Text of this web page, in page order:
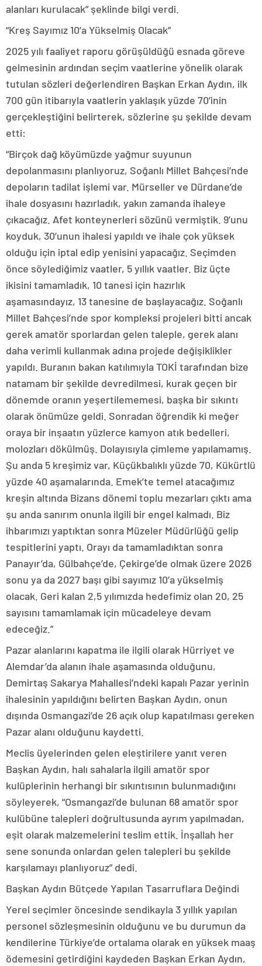
alanları kurulacak” şeklinde bilgi verdi.
“Kreş Sayımız 10’a Yükselmiş Olacak”
2025 yılı faaliyet raporu görüşüldüğü esnada göreve
gelmesinin ardından seçim vaatlerine yönelik olarak
tutulan sözleri değerlendiren Başkan Erkan Aydın, ilk
700 gün itibarıyla vaatlerin yaklaşık yüzde 70’inin
gerçekleştiğini belirterek, sözlerine şu şekilde devam
etti:
“Birçok dağ köyümüzde yağmur suyunun
depolanmasını planlıyoruz, Soğanlı Millet Bahçesi’nde
depoların tadilat işlemi var. Mürseller ve Dürdane’de
ihale dosyasını hazırladık, yakın zamanda ihaleye
çıkacağız. Afet konteynerleri sözünü vermiştik. 9’unu
koyduk, 30’unun ihalesi yapıldı ve ihale çok yüksek
olduğu için iptal edip yenisini yapacağız. Seçimden
önce söylediğimiz vaatler, 5 yıllık vaatler. Biz üçte
ikisini tamamladık, 10 tanesi için hazırlık
aşamasındayız, 13 tanesine de başlayacağız. Soğanlı
Millet Bahçesi’nde spor kompleksi projeleri bitti ancak
gerek amatör sporlardan gelen taleple, gerek alanı
daha verimli kullanmak adına projede değişiklikler
yapıldı. Buranın bakan katılımıyla TOKİ tarafından bize
natamam bir şekilde devredilmesi, kurak geçen bir
dönemde oranın yeşertilememesi, başka bir sıkıntı
olarak önümüze geldi. Sonradan öğrendik ki meğer
oraya bir inşaatın yüzlerce kamyon atık bedelleri,
molozları dökülmüş. Dolayısıyla çimleme yapılamamış.
Şu anda 5 kreşimiz var, Küçükbalıklı yüzde 70, Kükürtlü
yüzde 40 aşamalarında. Emek’te temel atacağımız
kreşin altında Bizans dönemi toplu mezarları çıktı ama
şu anda sanırım onunla ilgili bir engel kalmadı. Biz
ihbarımızı yaptıktan sonra Müzeler Müdürlüğü gelip
tespitlerini yaptı. Orayı da tamamladıktan sonra
Panayır’da, Gülbahçe’de, Çekirge’de olmak üzere 2026
sonu ya da 2027 başı gibi sayımız 10’a yükselmiş
olacak. Geri kalan 2,5 yılımızda hedefimiz olan 20, 25
sayısını tamamlamak için mücadeleye devam
edeceğiz.”
Pazar alanlarını kapatma ile ilgili olarak Hürriyet ve
Alemdar’da alanın ihale aşamasında olduğunu,
Demirtaş Sakarya Mahallesi’ndeki kapalı Pazar yerinin
ihalesinin yapıldığını belirten Başkan Aydın, onun
dışında Osmangazi’de 26 açık olup kapatılması gereken
Pazar alanı olduğunu kaydetti.
Meclis üyelerinden gelen eleştirilere yanıt veren
Başkan Aydın, halı sahalarla ilgili amatör spor
kulüplerinin herhangi bir sıkıntısının bulunmadığını
söyleyerek, “Osmangazi’de bulunan 68 amatör spor
kulübüne talepleri doğrultusunda ayrım yapılmadan,
eşit olarak malzemelerini teslim ettik. İnşallah her
sene sonunda onlardan gelen talepleri bu şekilde
karşılamayı planlıyoruz” dedi.
Başkan Aydın Bütçede Yapılan Tasarruflara Değindi
Yerel seçimler öncesinde sendikayla 3 yıllık yapılan
personel sözleşmesinin olduğunu ve bu durumun da
kendilerine Türkiye’de ortalama olarak en yüksek maaş
ödemesini getirdiğini kaydeden Başkan Erkan Aydın,